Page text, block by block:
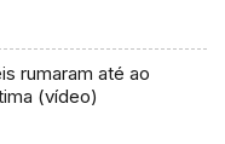
rumaram até ao
(vídeo)